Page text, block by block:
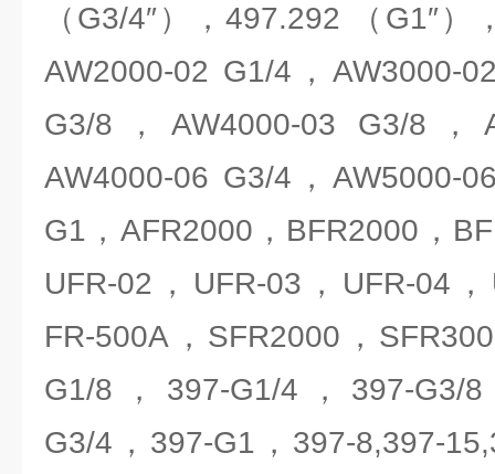
（G3/4″），497.292 （G1″
AW2000-02 G1/4，AW3000-
G3/8，AW4000-03 G3/8，
AW4000-06 G3/4，AW5000-
G1，AFR2000，BFR2000，
UFR-02，UFR-03，UFR-04
FR-500A，SFR2000，
G1/8，397-G1/4，397-G3/
G3/4，397-G1，397-8,397-